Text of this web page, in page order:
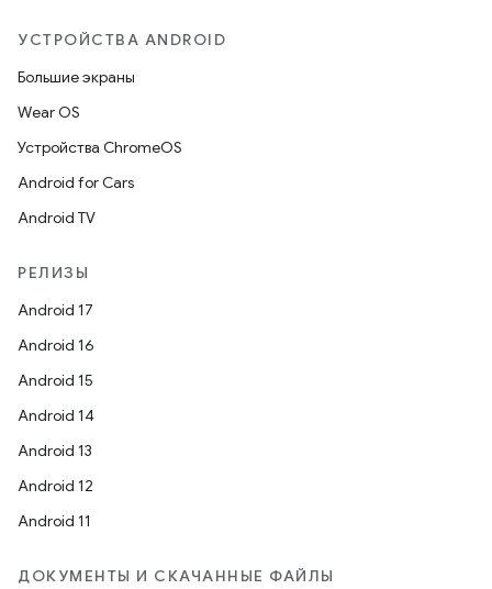
УСТРОЙСТВА ANDROID
Большие экраны
Wear OS
Устройства ChromeOS
Android for Cars
Android TV
РЕЛИЗЫ
Android 17
Android 16
Android 15
Android 14
Android 13
Android 12
Android 11
ДОКУМЕНТЫ И СКАЧАННЫЕ ФАЙЛЫ